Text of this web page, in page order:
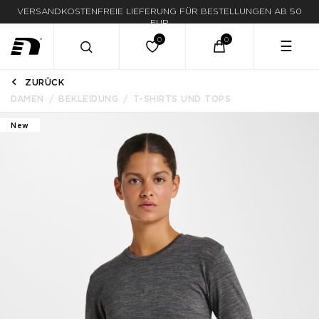
VERSANDKOSTENFREIE LIEFERUNG FÜR BESTELLUNGEN AB 50
EUR
☰
ZURÜCK
DAMEN
BEKLEIDUNG T-SHIRTS UND TOPS
New